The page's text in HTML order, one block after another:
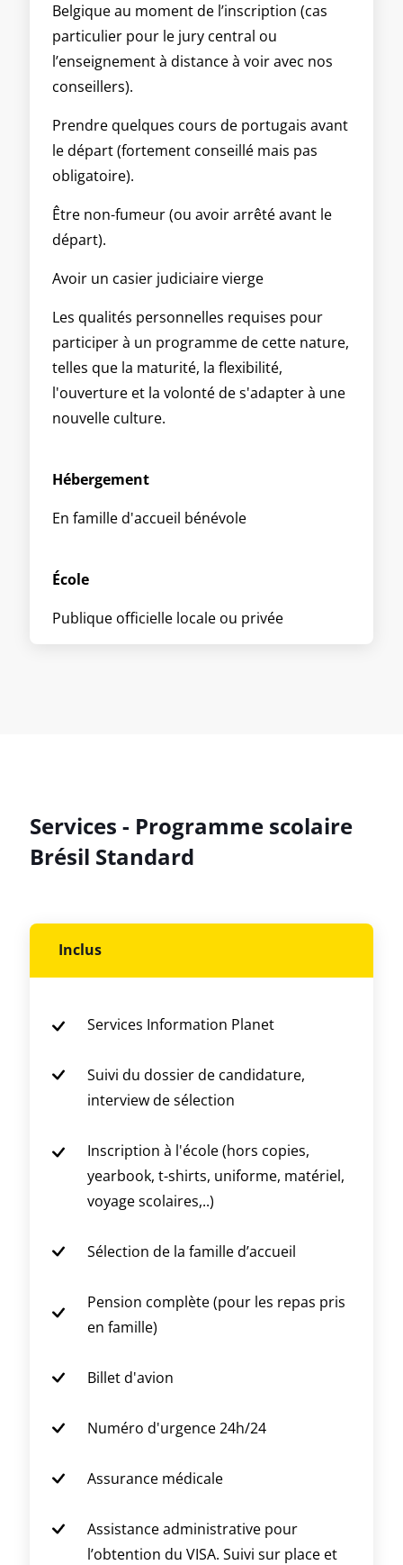
Belgique au moment de l’inscription (cas
particulier pour le jury central ou
l’enseignement à distance à voir avec nos
conseillers).
Prendre quelques cours de portugais avant
le départ (fortement conseillé mais pas
obligatoire).
Être non-fumeur (ou avoir arrêté avant le
départ).
Avoir un casier judiciaire vierge
Les qualités personnelles requises pour
participer à un programme de cette nature,
telles que la maturité, la flexibilité,
l'ouverture et la volonté de s'adapter à une
nouvelle culture.
Hébergement
En famille d'accueil bénévole
École
Publique officielle locale ou privée
Services - Programme scolaire
Brésil Standard
Inclus
Services Information Planet
Suivi du dossier de candidature,
interview de sélection
Inscription à l'école (hors copies,
yearbook, t-shirts, uniforme, matériel,
voyage scolaires,..)
Sélection de la famille d’accueil
Pension complète (pour les repas pris
en famille)
Billet d'avion
Numéro d'urgence 24h/24
Assurance médicale
Assistance administrative pour
l’obtention du VISA. Suivi sur place et